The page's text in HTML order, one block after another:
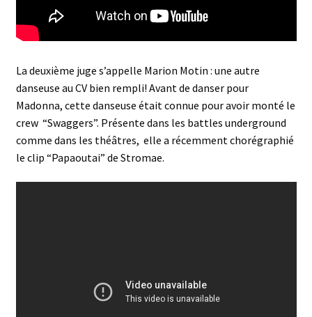
La deuxième juge s’appelle Marion Motin : une autre
danseuse au CV bien rempli! Avant de danser pour
Madonna, cette danseuse était connue pour avoir monté le
crew “Swaggers”. Présente dans les battles underground
comme dans les théâtres, elle a récemment chorégraphié
le clip “Papaoutai” de Stromae.